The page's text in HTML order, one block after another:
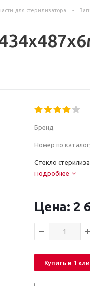
для стерилизатора -
Бренд
Номер по
Стекло
Подробнее
2
Купить в 1